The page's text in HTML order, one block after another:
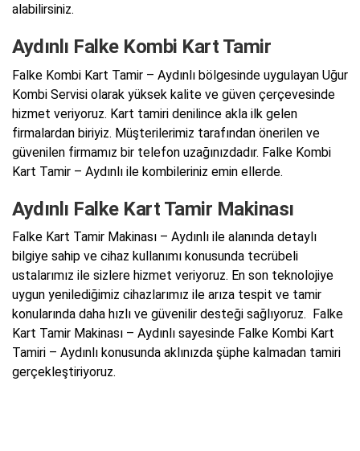
alabilirsiniz.
Aydınlı Falke Kombi Kart Tamir
Falke Kombi Kart Tamir – Aydınlı bölgesinde uygulayan Uğur
Kombi Servisi olarak yüksek kalite ve güven çerçevesinde
hizmet veriyoruz. Kart tamiri denilince akla ilk gelen
firmalardan biriyiz. Müşterilerimiz tarafından önerilen ve
güvenilen firmamız bir telefon uzağınızdadır. Falke Kombi
Kart Tamir – Aydınlı ile kombileriniz emin ellerde.
Aydınlı Falke Kart Tamir Makinası
Falke Kart Tamir Makinası – Aydınlı ile alanında detaylı
bilgiye sahip ve cihaz kullanımı konusunda tecrübeli
ustalarımız ile sizlere hizmet veriyoruz. En son teknolojiye
uygun yenilediğimiz cihazlarımız ile arıza tespit ve tamir
konularında daha hızlı ve güvenilir desteği sağlıyoruz. Falke
Kart Tamir Makinası – Aydınlı sayesinde Falke Kombi Kart
Tamiri – Aydınlı konusunda aklınızda şüphe kalmadan tamiri
gerçekleştiriyoruz.